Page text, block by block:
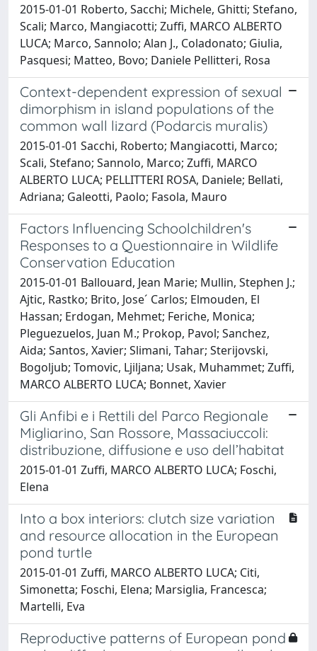
2015-01-01 Roberto, Sacchi; Michele, Ghitti; Stefano,
Scali; Marco, Mangiacotti; Zuffi, MARCO ALBERTO
LUCA; Marco, Sannolo; Alan J., Coladonato; Giulia,
Pasquesi; Matteo, Bovo; Daniele Pellitteri, Rosa
Context-dependent expression of sexual
dimorphism in island populations of the
common wall lizard (Podarcis muralis)
2015-01-01 Sacchi, Roberto; Mangiacotti, Marco;
Scali, Stefano; Sannolo, Marco; Zuffi, MARCO
ALBERTO LUCA; PELLITTERI ROSA, Daniele; Bellati,
Adriana; Galeotti, Paolo; Fasola, Mauro
Factors Influencing Schoolchildren's
Responses to a Questionnaire in Wildlife
Conservation Education
2015-01-01 Ballouard, Jean Marie; Mullin, Stephen J.;
Ajtic, Rastko; Brito, Jose´ Carlos; Elmouden, El
Hassan; Erdogan, Mehmet; Feriche, Monica;
Pleguezuelos, Juan M.; Prokop, Pavol; Sanchez,
Aida; Santos, Xavier; Slimani, Tahar; Sterijovski,
Bogoljub; Tomovic, Ljiljana; Usak, Muhammet; Zuffi,
MARCO ALBERTO LUCA; Bonnet, Xavier
Gli Anfibi e i Rettili del Parco Regionale
Migliarino, San Rossore, Massaciuccoli:
distribuzione, diffusione e uso dell’habitat
2015-01-01 Zuffi, MARCO ALBERTO LUCA; Foschi,
Elena
Into a box interiors: clutch size variation
and resource allocation in the European
pond turtle
2015-01-01 Zuffi, MARCO ALBERTO LUCA; Citi,
Simonetta; Foschi, Elena; Marsiglia, Francesca;
Martelli, Eva
Reproductive patterns of European pond